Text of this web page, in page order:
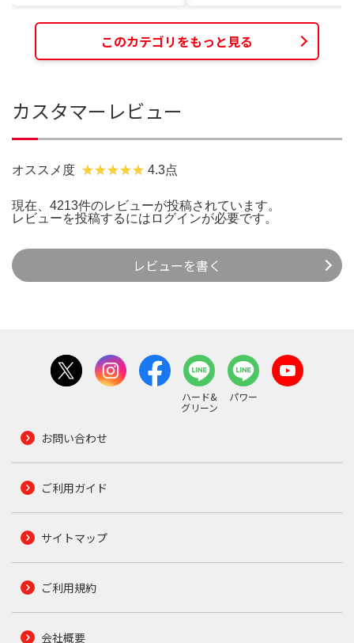
このカテゴリをもっと見る
カスタマーレビュー
オススメ度 4.3点
現在、4213件のレビューが投稿されています。
レビューを投稿するには ログインが必要です。
レビューを書く
ハード&
グリーン
パワー
お問い合わせ
ご利用ガイド
サイトマップ
ご利用規約
会社概要